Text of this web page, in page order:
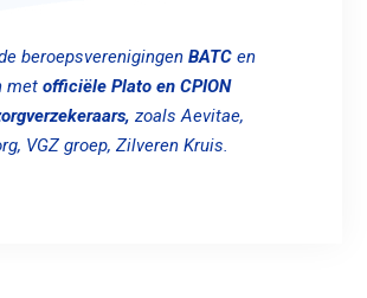
beroepsverenigingen BATC en
met officiële Plato en CPION
zoals Aevitae,
VGZ groep, Zilveren Kruis.